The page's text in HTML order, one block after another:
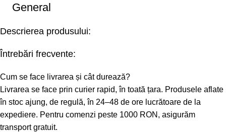
General
Descrierea produsului:
Întrebări frecvente:
Cum se face livrarea și cât durează?
Livrarea se face prin curier rapid, în toată țara. Produsele aflate
în stoc ajung, de regulă, în 24–48 de ore lucrătoare de la
expediere. Pentru comenzi peste 1000 RON, asigurăm
transport gratuit.